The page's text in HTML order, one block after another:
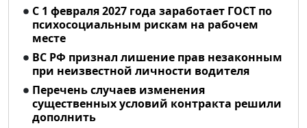
С 1 февраля 2027 года заработает ГОСТ по
психосоциальным рискам на рабочем
месте
ВС РФ признал лишение прав незаконным
при неизвестной личности водителя
Перечень случаев изменения
существенных условий контракта решили
дополнить